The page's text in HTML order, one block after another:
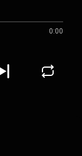
0:00